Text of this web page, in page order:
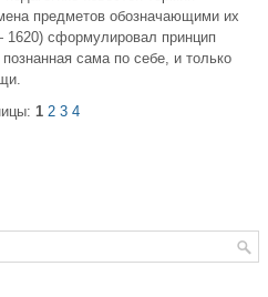
предметов обозначающими их
сформулировал принцип
сама по себе, и только
1 2 3 4